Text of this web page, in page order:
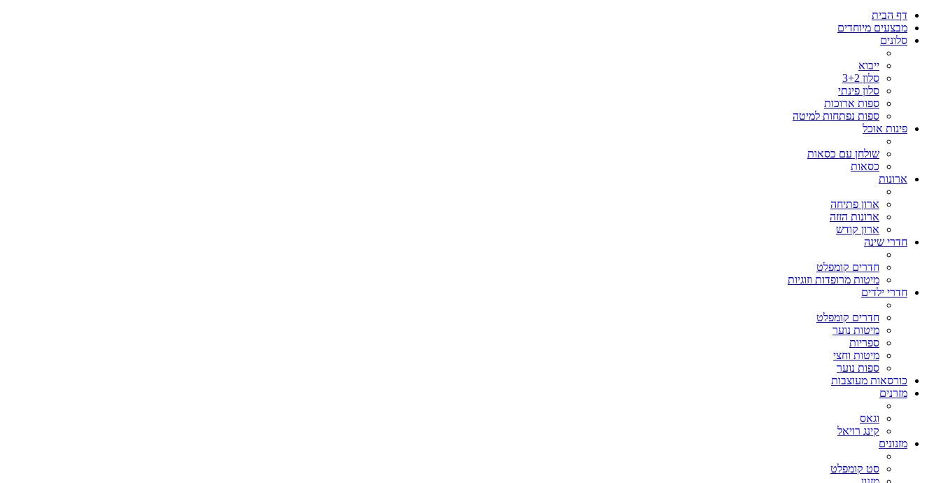
דף הבית
מבצעים מיוחדים
סלונים
ייבוא
סלון 3+2
סלון פינתי
ספות ארוכות
ספות נפתחות למיטה
פינות אוכל
שולחן עם כסאות
כסאות
ארונות
ארון פתיחה
ארונות הזזה
ארון קודש
חדרי שינה
חדרים קומפלט
מיטות מרופדות וזוגיות
חדרי ילדים
חדרים קומפלט
מיטות נוער
ספריות
מיטות וחצי
ספות נוער
כורסאות מעוצבות
מזרנים
וגאס
קינג רויאל
מזנונים
סט קומפלט